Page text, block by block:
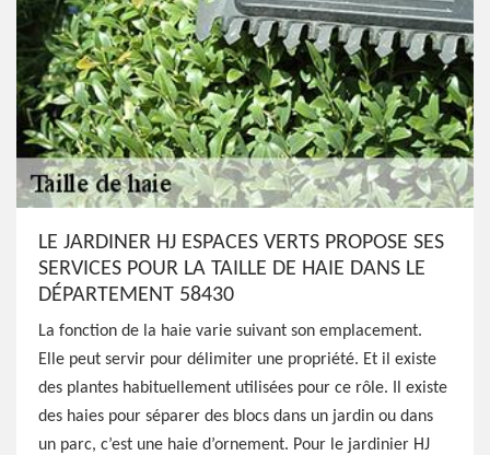
LE JARDINER HJ ESPACES VERTS PROPOSE SES
SERVICES POUR LA TAILLE DE HAIE DANS LE
DÉPARTEMENT 58430
La fonction de la haie varie suivant son emplacement.
Elle peut servir pour délimiter une propriété. Et il existe
des plantes habituellement utilisées pour ce rôle. Il existe
des haies pour séparer des blocs dans un jardin ou dans
un parc, c’est une haie d’ornement. Pour le jardinier HJ